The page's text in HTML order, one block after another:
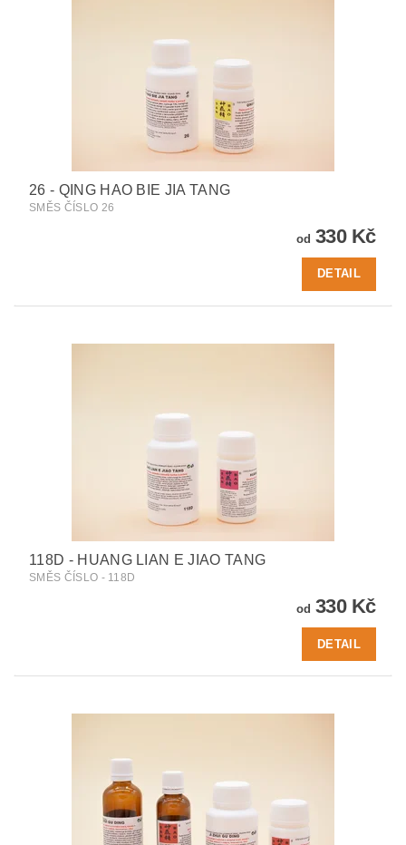
26 - QING HAO BIE JIA TANG
SMĚS ČÍSLO 26
od 330 Kč
DETAIL
118D - HUANG LIAN E JIAO TANG
SMĚS ČÍSLO - 118D
od 330 Kč
DETAIL